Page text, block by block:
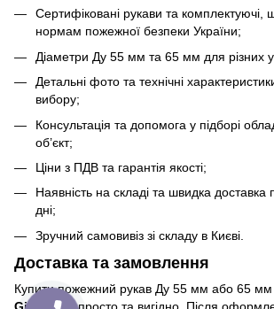
Сертифіковані рукави та комплектуючі,
нормам пожежної безпеки України;
Діаметри Ду 55 мм та 65 мм для різних
Детальні фото та технічні
вибору;
Консультація та допомога у підборі
об’єкт;
Ціни з ПДВ та гарантія якості;
Наявність на складі та швидка доставка
дні;
Зручний самовивіз зі складу в Києві.
Доставка та замовлення
Купити пожежний рукав Ду 55 мм або 65 мм